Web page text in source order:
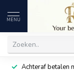
MENU
Achteraf betalen